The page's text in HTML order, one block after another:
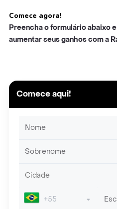
Comece agora!
Preencha o formulário abaixo
aumentar seus ganhos com a
Comece aqui!